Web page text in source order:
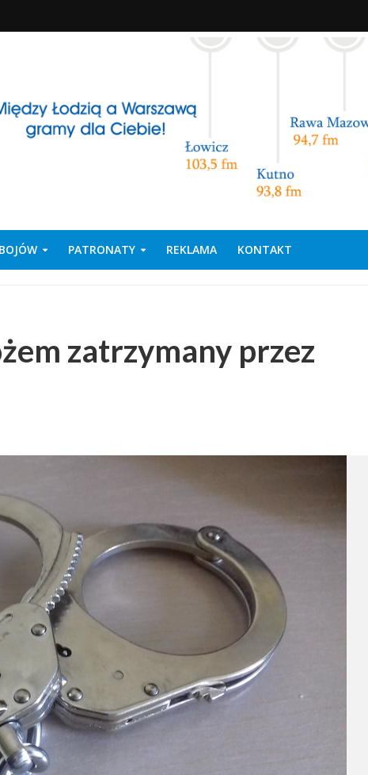
PATRONATY REKLAMA KONTAKT
zatrzymany przez